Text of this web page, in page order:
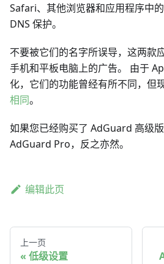
Safari、其他浏览器和应用程序中
DNS 保护。
不要被它们的名字所误导，这两款
手机和平板电脑上的广告。 由于
化，它们的功能曾经有所不同，但
相同。
如果您已经购买了 AdGuard 高级
AdGuard Pro，反之亦然。
编辑此页
上一页
低级设置